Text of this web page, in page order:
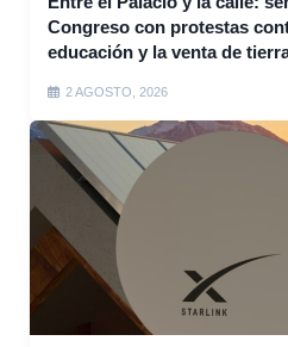
Congreso con protestas
educación y la venta de
2 AGOSTO, 2026